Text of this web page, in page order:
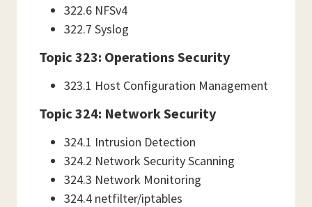
322.6 NFSv4
322.7 Syslog
Topic 323: Operations Security
323.1 Host Configuration Management
Topic 324: Network Security
324.1 Intrusion Detection
324.2 Network Security Scanning
324.3 Network Monitoring
324.4 netfilter/iptables